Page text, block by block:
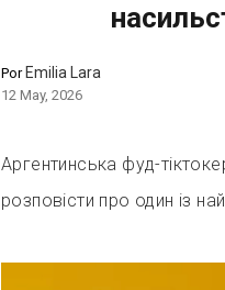
PorEmilia Lara
12 May, 2026
Аргентинська фуд-
розповісти про один із